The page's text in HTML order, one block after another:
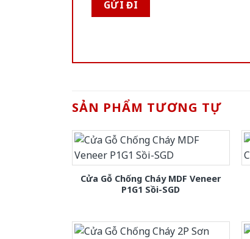
SẢN PHẨM TƯƠNG TỰ
Cửa Gỗ Chống Cháy MDF Veneer
P1G1 Sồi-SGD